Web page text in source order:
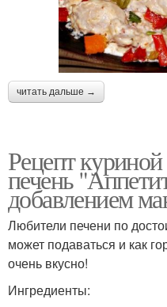
читать дальше →
Рецепт
печень
добавлением
Любители печени по
может подаваться и как
очень вкусно!
Ингредиенты: